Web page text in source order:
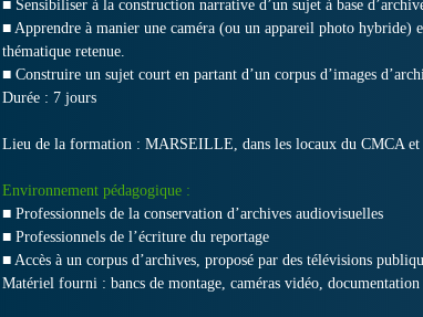
■ Sensibiliser à la construction narrative d’un sujet à base
■ Apprendre à manier une caméra (ou un appareil photo hybride)
thématique retenue.
■ Construire un sujet court en partant d’un corpus d’images
Durée : 7 jours
Lieu de la formation : MARSEILLE, dans les locaux du CMCA et
Environnement pédagogique :
■ Professionnels de la conservation d’archives audiovisuelles
■ Professionnels de l’écriture du reportage
■ Accès à un corpus d’archives, proposé par des télévisions
Matériel fourni : bancs de montage, caméras vidéo,